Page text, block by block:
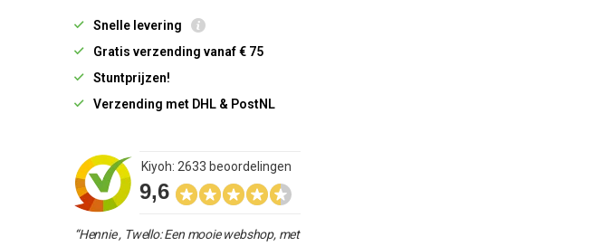
Snelle levering
Gratis verzending vanaf € 75
Stuntprijzen!
Verzending met DHL & PostNL
9,6
Kiyoh: 2633 beoordelingen
“Hennie , Twello: Een mooie webshop, met